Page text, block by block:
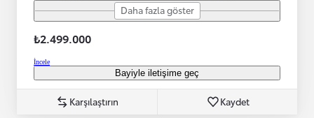
Daha fazla göster
₺2.499.000
İncele
Bayiyle iletişime geç
Karşılaştırın Kaydet